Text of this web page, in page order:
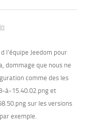
l’équipe Jeedom pour
dommage que nous ne
comme des les
à-15.40.02.png et
sur les versions
exemple.